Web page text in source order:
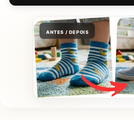
ANTES / DEPOIS